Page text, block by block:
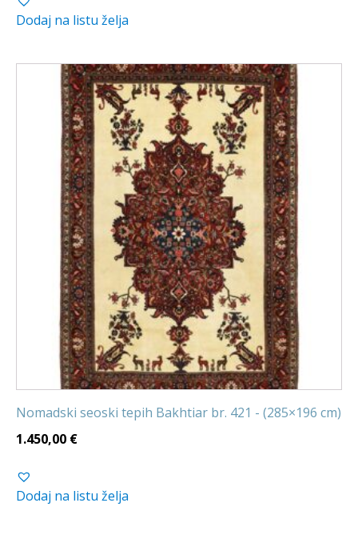
Dodaj na listu želja
Nomadski seoski tepih Bakhtiar br. 421 - (285×196 cm)
1.450,00 €
Dodaj na listu želja